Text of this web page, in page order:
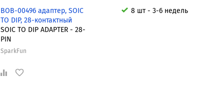
BOB-00496 адаптер, SOIC
TO DIP, 28-контактный
SOIC TO DIP ADAPTER - 28-
PIN
SparkFun
8 шт - 3-6 недель